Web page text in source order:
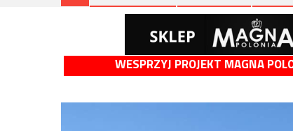
WESPRZYJ PROJEKT MAGNA